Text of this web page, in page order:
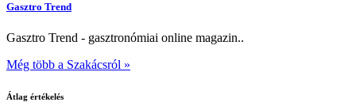
Gasztro Trend
Gasztro Trend - gasztronómiai online magazin..
Még több a Szakácsról »
Átlag értékelés